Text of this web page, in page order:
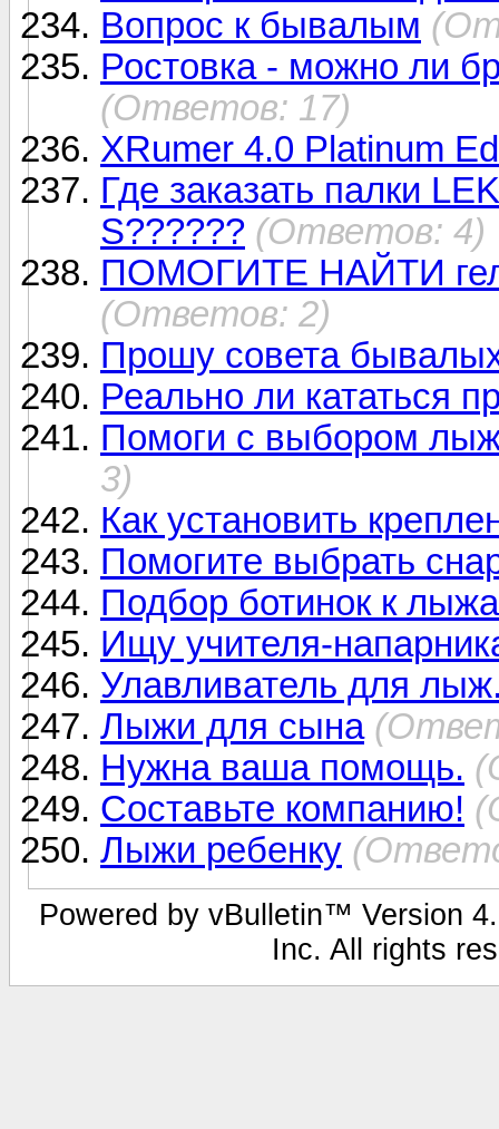
Вопрос к бывалым
Ростовка - можно ли
(Ответов: 17)
XRumer 4.0 Platinum
Где заказать палки
S?????? (Ответов: 4)
ПОМОГИТЕ НАЙТИ
(Ответов: 2)
Прошу совета
Реально ли кататься
Помоги с выбором
3)
Как установить
Помогите выбрать
Подбор ботинок к
Ищу учителя-
Улавливатель для
Лыжи для сына
Нужна ваша помощь.
Составьте компанию!
Лыжи ребенку
Powered by vBulletin™ Version
Inc. All rights